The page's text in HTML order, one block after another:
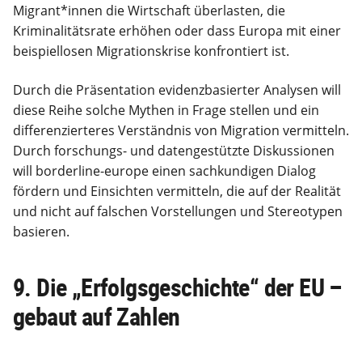
Migrant*innen die Wirtschaft überlasten, die
Kriminalitätsrate erhöhen oder dass Europa mit einer
beispiellosen Migrationskrise konfrontiert ist.
Durch die Präsentation evidenzbasierter Analysen will
diese Reihe solche Mythen in Frage stellen und ein
differenzierteres Verständnis von Migration vermitteln.
Durch forschungs- und datengestützte Diskussionen
will borderline-europe einen sachkundigen Dialog
fördern und Einsichten vermitteln, die auf der Realität
und nicht auf falschen Vorstellungen und Stereotypen
basieren.
9. Die „Erfolgsgeschichte“ der EU –
gebaut auf Zahlen